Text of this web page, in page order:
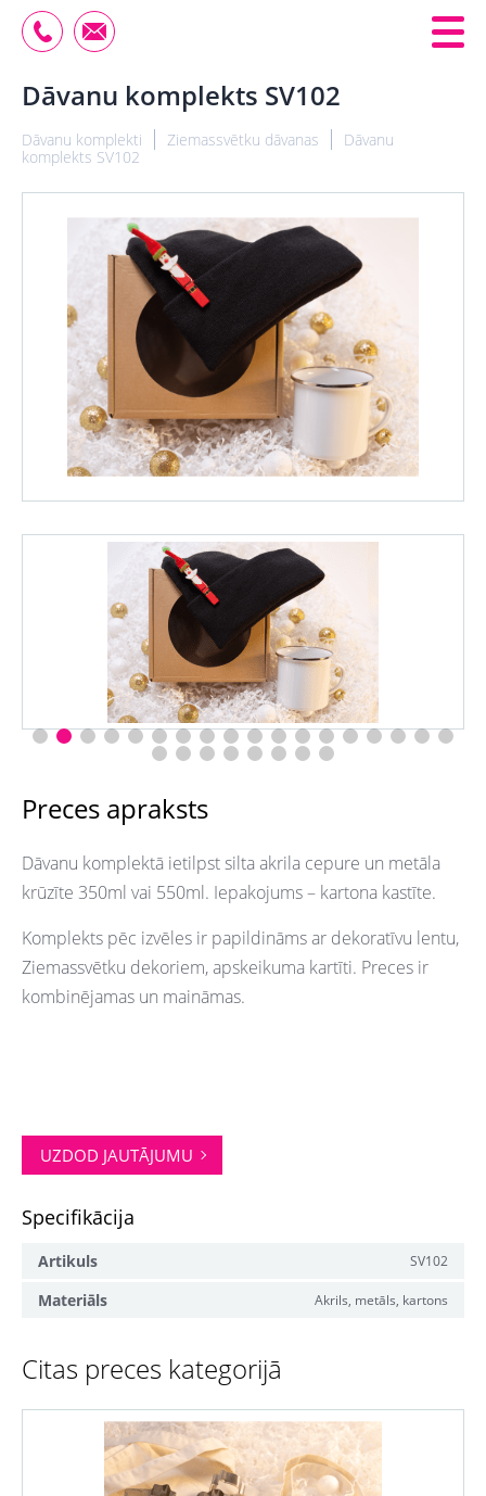
Dāvanu komplekts SV102
Dāvanu komplekti Ziemassvētku dāvanas
Dāvanu
komplekts SV102
Preces apraksts
Dāvanu komplektā ietilpst silta akrila cepure un metāla
krūzīte 350ml vai 550ml. Iepakojums – kartona kastīte.
Komplekts pēc izvēles ir papildināms ar dekoratīvu lentu,
Ziemassvētku dekoriem, apskeikuma kartīti. Preces ir
kombinējamas un maināmas.
UZDOD JAUTĀJUMU
Specifikācija
Artikuls SV102
Materiāls Akrils, metāls, kartons
Citas preces kategorijā